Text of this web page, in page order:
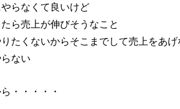
やらなくて良いけど
ら売上が伸びそうなこと
たくないからそこまでして売上をあげ
ない
・・・・・